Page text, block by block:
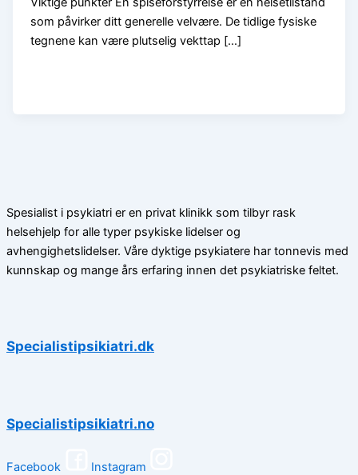
som påvirker ditt generelle velvære. De tidlige fysiske
tegnene kan være plutselig vekttap […]
Spesialist i psykiatri er en privat klinikk som tilbyr rask
helsehjelp for alle typer psykiske lidelser og
avhengighetslidelser. Våre dyktige psykiatere har tonnevis med
kunnskap og mange års erfaring innen det psykiatriske feltet.
Specialistipsikiatri.dk
Specialistipsikiatri.no
Facebook Instagram